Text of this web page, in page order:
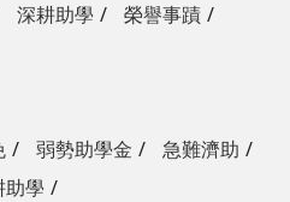
深耕助學
榮譽事蹟
弱勢助學金
急難濟助
助學